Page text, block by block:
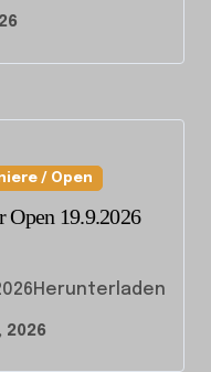
/ Open
Open 19.9.2026
2026